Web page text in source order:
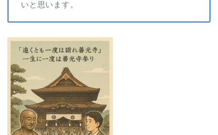
いと思います。